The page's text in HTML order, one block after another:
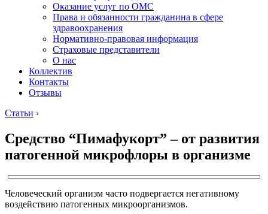
Оказание услуг по ОМС
Права и обязанности гражданина в сфере
здравоохранения
Нормативно-правовая информация
Страховые представители
О нас
Коллектив
Контакты
Отзывы
Статьи ›
Средство “Пимафукорт” – от развития
патогенной микрофлоры в организме
Человеческий организм часто подвергается негативному
воздействию патогенных микроорганизмов.